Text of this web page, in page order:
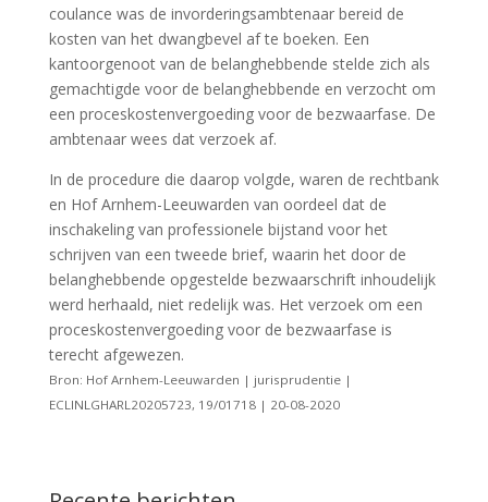
coulance was de invorderingsambtenaar bereid de
kosten van het dwangbevel af te boeken. Een
kantoorgenoot van de belanghebbende stelde zich als
gemachtigde voor de belanghebbende en verzocht om
een proceskostenvergoeding voor de bezwaarfase. De
ambtenaar wees dat verzoek af.
In de procedure die daarop volgde, waren de rechtbank
en Hof Arnhem-Leeuwarden van oordeel dat de
inschakeling van professionele bijstand voor het
schrijven van een tweede brief, waarin het door de
belanghebbende opgestelde bezwaarschrift inhoudelijk
werd herhaald, niet redelijk was. Het verzoek om een
proceskostenvergoeding voor de bezwaarfase is
terecht afgewezen.
Bron: Hof Arnhem-Leeuwarden | jurisprudentie |
ECLINLGHARL20205723, 19/01718 | 20-08-2020